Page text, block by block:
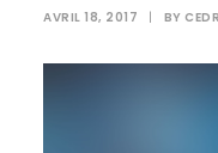
AVRIL 18, 2017 | BY